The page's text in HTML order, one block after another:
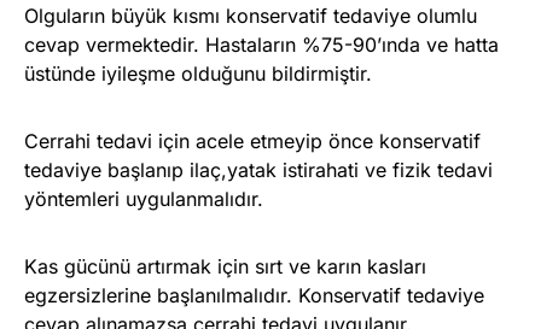
Olguların büyük kısmı konservatif tedaviye olumlu
cevap vermektedir. Hastaların %75-90’ında ve hatta
üstünde iyileşme olduğunu bildirmiştir.
Cerrahi tedavi için acele etmeyip önce konservatif
tedaviye başlanıp ilaç,yatak istirahati ve fizik tedavi
yöntemleri uygulanmalıdır.
Kas gücünü artırmak için sırt ve karın kasları
egzersizlerine başlanılmalıdır. Konservatif tedaviye
cevap alınamazsa cerrahi tedavi uygulanır.